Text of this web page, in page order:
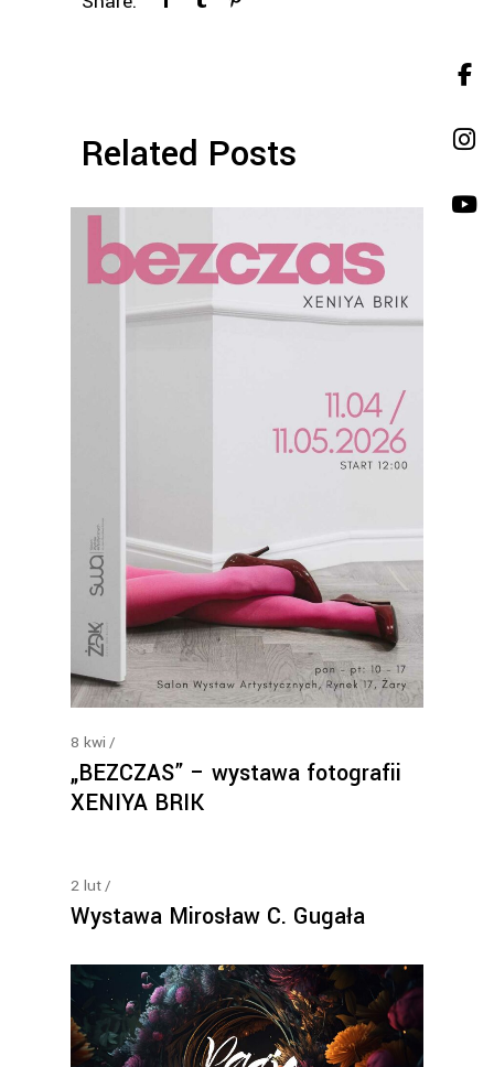
Related Posts
8 kwi
„BEZCZAS” – wystawa fotografii
XENIYA BRIK
2 lut
Wystawa Mirosław C. Gugała